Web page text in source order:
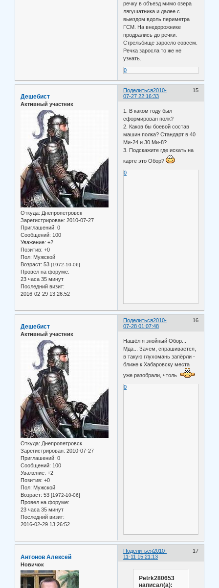
речку в объезд мимо озера
лягушатника и далее с
выездом вдоль периметра
ГСМ. На внедорожнике
продрались до речки.
Стрельбище заросло совсем.
Речка заросла то же не
узнать.
0
Поделиться 15
2010-
07-27 22:16:33
Дешебист
Активный участник
Откуда: Днепропетровск
Зарегистрирован: 2010-07-27
Приглашений: 0
Сообщений: 100
Уважение: +2
Позитив: +0
Пол: Мужской
Возраст: 53 [1972-10-06]
Провел на форуме:
23 часа 35 минут
Последний визит:
2016-02-29 13:26:52
1. В каком году был
сформирован полк?
2. Каков бы боевой состав
машин полка? Стандарт в 40
Ми-24 и 30 Ми-8?
3. Подскажите где искать на
карте это Обор?
0
Поделиться 16
2010-
07-28 01:07:48
Дешебист
Активный участник
Откуда: Днепропетровск
Зарегистрирован: 2010-07-27
Приглашений: 0
Сообщений: 100
Уважение: +2
Позитив: +0
Пол: Мужской
Возраст: 53 [1972-10-06]
Провел на форуме:
23 часа 35 минут
Последний визит:
2016-02-29 13:26:52
Нашёл я знойный Обор...
Мда... Зачем, спрашивается,
в такую глухомань запёрли -
ближе к Хабаровску места
уже разобрали, чтоль
0
Поделиться 17
2010-
11-11 15:21:13
Антонов Алексей
Новичок
Petrk280653
написал(а):